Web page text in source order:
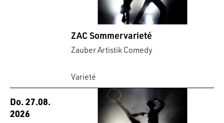
ZAC Sommervarieté
Zauber Artistik Comedy
Varieté
Do. 27.08.
2026